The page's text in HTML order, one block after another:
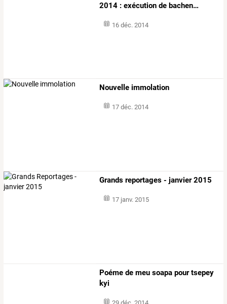
2014 : exécution de bachen…
16 déc. 2014
Nouvelle immolation
17 déc. 2014
Grands reportages - janvier 2015
17 janv. 2015
Poéme de meu soapa pour tsepey
kyi